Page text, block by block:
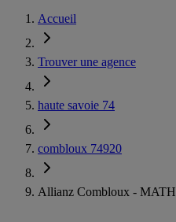
Accueil
Trouver une agence
haute savoie 74
combloux 74920
Allianz Combloux -